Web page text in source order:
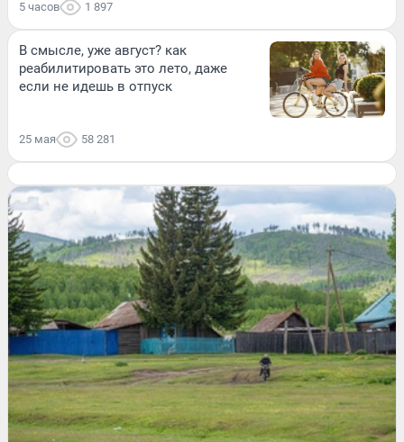
5 часов 1 897
В смысле, уже август? как
реабилитировать это лето, даже
если не идешь в отпуск
25 мая 58 281